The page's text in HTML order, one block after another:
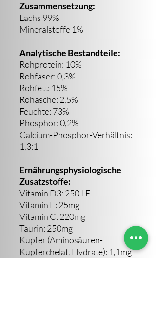
Zusammensetzung:
Lachs 99%
Mineralstoffe 1%
Analytische Bestandteile:
Rohprotein: 10%
Rohfaser: 0,3%
Rohfett: 15%
Rohasche: 2,5%
Feuchte: 73%
Phosphor: 0,2%
Calcium-Phosphor-Verhältnis:
1,3:1
Ernährungsphysiologische
Zusatzstoffe:
Vitamin D3: 250 I.E.
Vitamin E: 25mg
Vitamin C: 220mg
Taurin: 250mg
Kupfer (Aminosäuren-
Kupferchelat, Hydrate): 1,1mg